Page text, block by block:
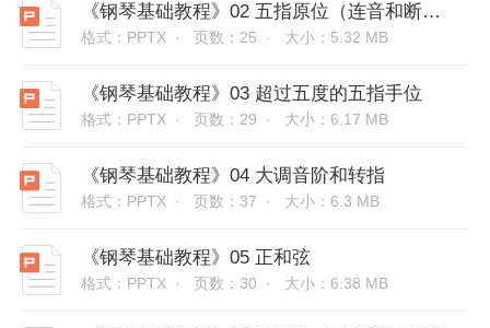
《钢琴基础教程》02 五指原位（连音和断奏）
格式：PPTX · 页数：25 · 大小：5.32 MB
《钢琴基础教程》03 超过五度的五指手位
格式：PPTX · 页数：29 · 大小：6.17 MB
《钢琴基础教程》04 大调音阶和转指
格式：PPTX · 页数：37 · 大小：6.3 MB
《钢琴基础教程》05 正和弦
格式：PPTX · 页数：30 · 大小：6.38 MB